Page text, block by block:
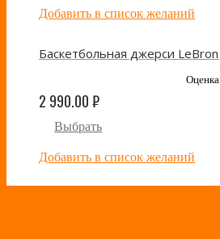
Добавить в список желаний
Оценка
2 990.00₽
Выбрать
Добавить в список желаний